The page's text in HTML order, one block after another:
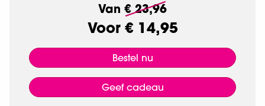
Van € 23,96
Voor € 14,95
Bestel nu
Geef cadeau